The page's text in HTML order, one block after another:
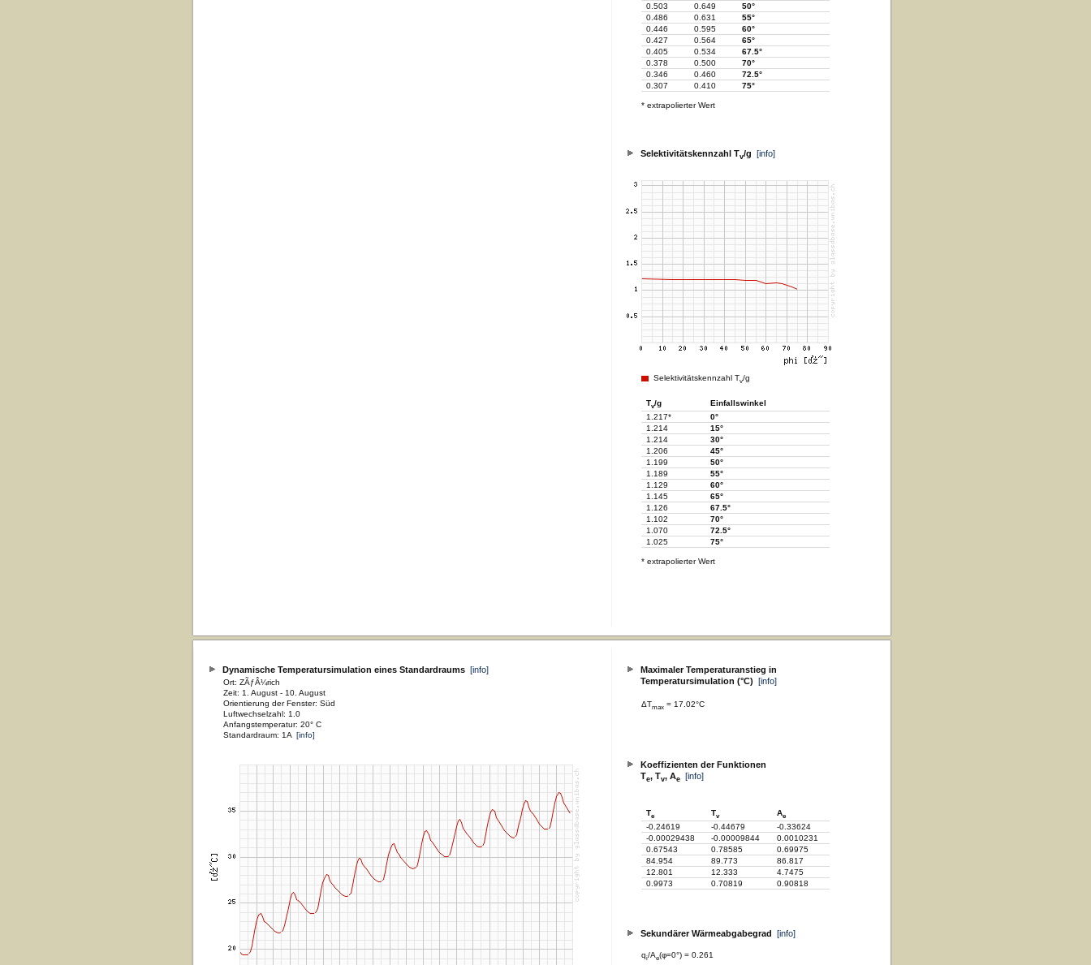
0.503
0.649
50°
0.486
0.631
55°
0.446
0.595
60°
0.427
0.564
65°
0.405
0.534
67.5°
0.378
0.500
70°
0.346
0.460
72.5°
0.307
0.410 75°
* extrapolierter Wert
Selektivitätskennzahl Tv/g [info]
Selektivitätskennzahl Tv/g
Tv/g
Einfallswinkel
1.217*
0°
1.214
15°
1.214
30°
1.206
45°
1.199
50°
1.189
55°
1.129
60°
1.145
65°
1.126
67.5°
1.102
70°
1.070
72.5°
1.025
75°
* extrapolierter Wert
Maximaler Temperaturanstieg in
Temperatursimulation (°C) [info]
ΔTmax = 17.02°C
Koeffizienten der Funktionen
Te, Tv, Ae [info]
Te Tv Ae
-0.24619 -0.44679
-0.33624
-0.00029438
-0.00009844
0.0010231
0.67543
0.78585
0.69975
84.954
89.773
86.817
12.801
12.333
4.7475
0.9973
0.70819 0.90818
Sekundärer Wärmeabgabegrad [info]
qi/Ae(φ=0°) = 0.261
Dynamische Temperatursimulation eines Standardraums [info]
Ort: ZÃƒÂ¼rich
Zeit: 1. August - 10. August
Orientierung der Fenster: Süd
Luftwechselzahl: 1.0
Anfangstemperatur: 20° C
Standardraum: 1A [info]